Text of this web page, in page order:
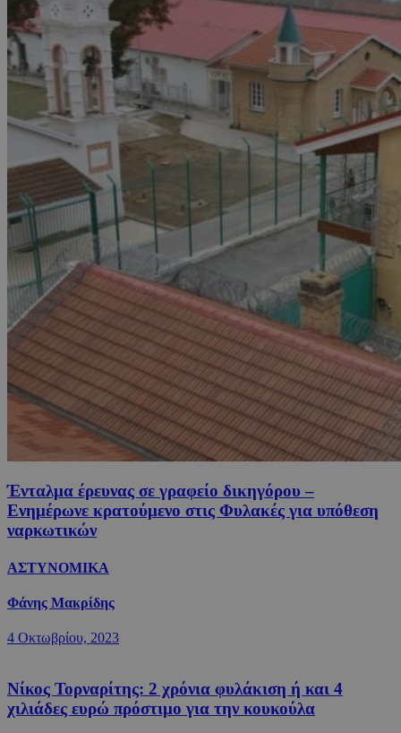
Ένταλμα έρευνας σε γραφείο δικηγόρου –
Ενημέρωνε κρατούμενο στις Φυλακές για υπόθεση
ναρκωτικών
ΑΣΤΥΝΟΜΙΚΑ
Φάνης Μακρίδης
4 Οκτωβρίου, 2023
Νίκος Τορναρίτης: 2 χρόνια φυλάκιση ή και 4
χιλιάδες ευρώ πρόστιμο για την κουκούλα